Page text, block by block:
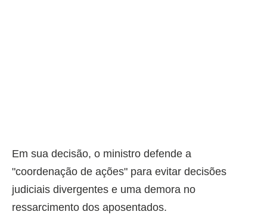
Em sua decisão, o ministro defende a
"coordenação de ações" para evitar decisões
judiciais divergentes e uma demora no
ressarcimento dos aposentados.